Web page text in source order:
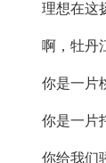
理想在这
啊，牡丹
你是一片
你是一片
你给我们